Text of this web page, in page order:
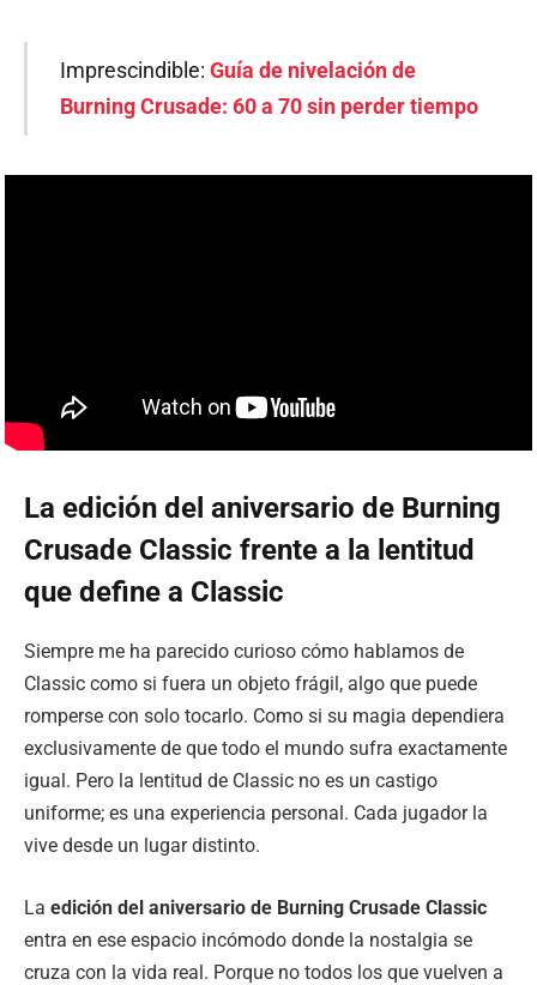
Imprescindible: Guía de nivelación de
Burning Crusade: 60 a 70 sin perder tiempo
La edición del aniversario de Burning
Crusade Classic frente a la lentitud
que define a Classic
Siempre me ha parecido curioso cómo hablamos de
Classic como si fuera un objeto frágil, algo que puede
romperse con solo tocarlo. Como si su magia dependiera
exclusivamente de que todo el mundo sufra exactamente
igual. Pero la lentitud de Classic no es un castigo
uniforme; es una experiencia personal. Cada jugador la
vive desde un lugar distinto.
La edición del aniversario de Burning Crusade Classic
entra en ese espacio incómodo donde la nostalgia se
cruza con la vida real. Porque no todos los que vuelven a